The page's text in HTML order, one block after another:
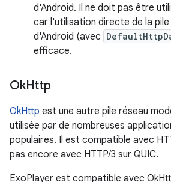
d'Android. Il ne doit pas être
car l'utilisation directe de la
d'Android (avec
efficace.
OkHttp
OkHttp est une autre pile réseau
utilisée par de nombreuses
populaires. Il est compatible avec
pas encore avec HTTP/3 sur QUIC.
ExoPlayer est compatible avec